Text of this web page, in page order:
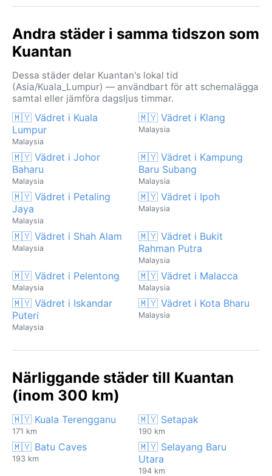
Andra städer i samma tidszon som
Kuantan
Dessa städer delar Kuantan's lokal tid
(Asia/Kuala_Lumpur) — användbart för att schemalägga
samtal eller jämföra dagsljus timmar.
🇲🇾 Vädret i Kuala
Lumpur
Malaysia
🇲🇾 Vädret i Klang
Malaysia
🇲🇾 Vädret i Johor
Baharu
Malaysia
🇲🇾 Vädret i Kampung
Baru Subang
Malaysia
🇲🇾 Vädret i Petaling
Jaya
Malaysia
🇲🇾 Vädret i Ipoh
Malaysia
🇲🇾 Vädret i Shah Alam
Malaysia
🇲🇾 Vädret i Bukit
Rahman Putra
Malaysia
🇲🇾 Vädret i Pelentong
Malaysia
🇲🇾 Vädret i Malacca
Malaysia
🇲🇾 Vädret i Iskandar
Puteri
Malaysia
🇲🇾 Vädret i Kota Bharu
Malaysia
Närliggande städer till Kuantan
(inom 300 km)
🇲🇾 Kuala Terengganu
171 km
🇲🇾 Setapak
190 km
🇲🇾 Batu Caves
193 km
🇲🇾 Selayang Baru
Utara
194 km